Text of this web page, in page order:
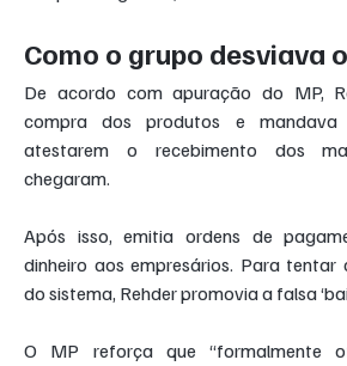
Como o grupo desviava
De acordo com apuração do MP,
compra dos produtos e mandava
atestarem o recebimento dos
chegaram.
Após isso, emitia ordens de
dinheiro aos empresários. Para tentar
do sistema, Rehder promovia a falsa
O MP reforça que “formalmente